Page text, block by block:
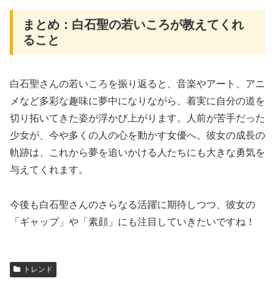
まとめ：白石聖の若いころが教えてくれ
ること
白石聖さんの若いころを振り返ると、音楽やアート、アニ
メなど多彩な趣味に夢中になりながら、着実に自分の道を
切り拓いてきた姿が浮かび上がります。人前が苦手だった
少女が、今や多くの人の心を動かす女優へ。彼女の成長の
軌跡は、これから夢を追いかける人たちにも大きな勇気を
与えてくれます。
今後も白石聖さんのさらなる活躍に期待しつつ、彼女の
「ギャップ」や「素顔」にも注目していきたいですね！
トレンド